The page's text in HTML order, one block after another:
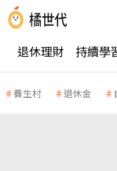
退休理財 持續學
養生村 退休金